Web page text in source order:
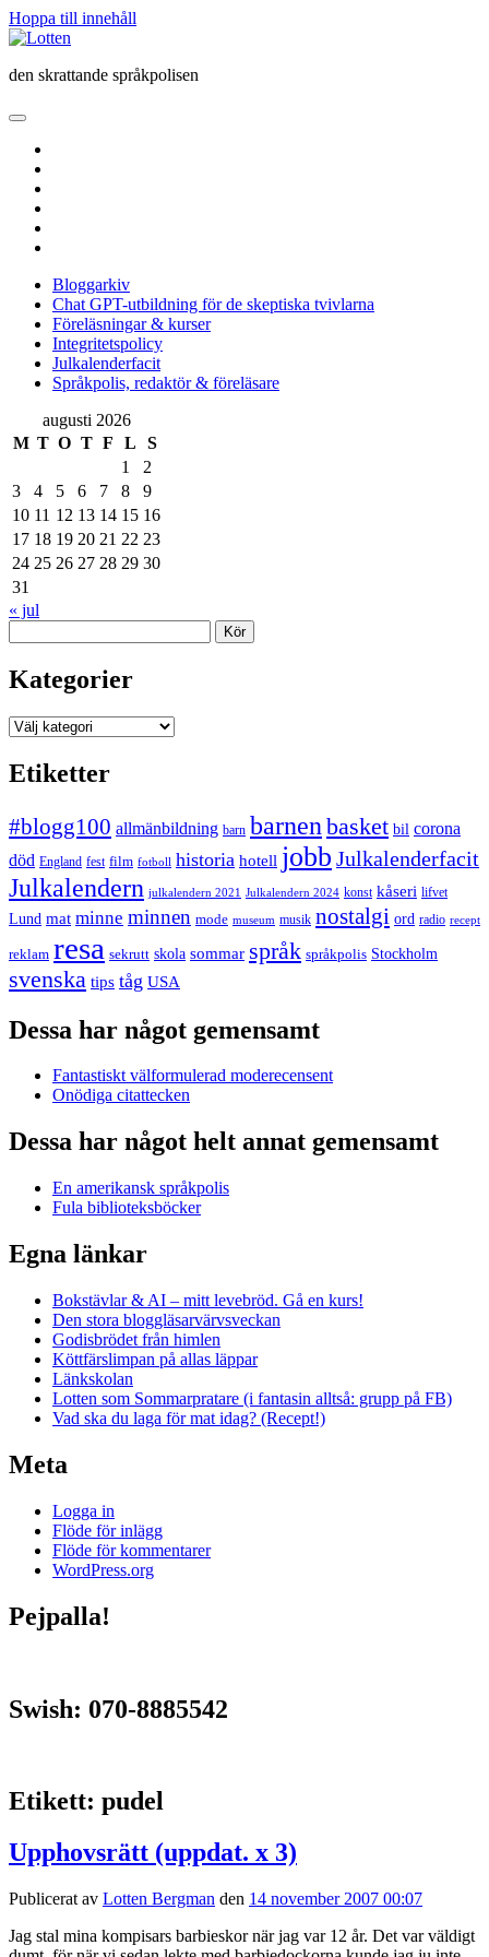
Hoppa till innehåll
Lotten
den skrattande språkpolisen
öppna
meny
Bloggarkiv
Chat GPT-utbildning för de skeptiska tvivlarna
Föreläsningar & kurser
Integritetspolicy
Julkalenderfacit
Språkpolis, redaktör & föreläsare
Sidopanel
augusti 2026
M T O T F L
S
1
2
3
4 5 6 7 8
9
10 11 12 13 14 15 16
17 18 19 20 21 22 23
24 25 26 27 28 29 30
31
« jul
Kategorier
Kategorier
Etiketter
#blogg100 allmänbildning barn barnen basket bil corona
död England fest film fotboll historia hotell jobb Julkalenderfacit
Julkalendern julkalendern 2021 Julkalendern 2024 konst kåseri lifvet
Lund mat minne minnen mode museum musik nostalgi ord radio recept
reklam resa sekrutt skola sommar språk språkpolis Stockholm
svenska tips tåg USA
Dessa har något gemensamt
Fantastiskt välformulerad moderecensent
Onödiga citattecken
Dessa har något helt annat gemensamt
En amerikansk språkpolis
Fula biblioteksböcker
Egna länkar
Bokstävlar & AI – mitt levebröd. Gå en kurs!
Den stora bloggläsarvärvsveckan
Godisbrödet från himlen
Köttfärslimpan på allas läppar
Länkskolan
Lotten som Sommarpratare (i fantasin alltså: grupp på FB)
Vad ska du laga för mat idag? (Recept!)
Meta
Logga in
Flöde för inlägg
Flöde för kommentarer
WordPress.org
Pejpalla!
Swish: 070-8885542
Etikett: pudel
Upphovsrätt (uppdat. x 3)
Publicerat av Lotten Bergman den 14 november 2007 00:07
Jag stal mina kompisars barbieskor när jag var 12 år. Det var väldigt